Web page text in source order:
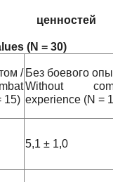
ценностей
(N = 30)
/
15)
Без боевого
Without
experience (N =
5,1 ± 1,0